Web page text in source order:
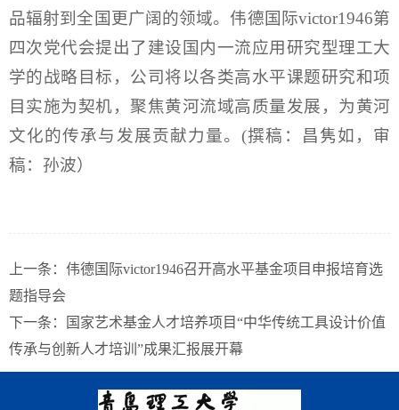
品辐射到全国更广阔的领域。伟德国际victor1946第
四次党代会提出了建设国内一流应用研究型理工大
学的战略目标，公司将以各类高水平课题研究和项
目实施为契机，聚焦黄河流域高质量发展，为黄河
文化的传承与发展贡献力量。(撰稿：昌隽如，审
稿：孙波）
上一条： 伟德国际victor1946召开高水平基金项目申报培育选
题指导会
下一条：
国家艺术基金人才培养项目“中华传统工具设计价值
传承与创新人才培训”成果汇报展开幕